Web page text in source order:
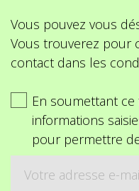
Vous pouvez vous
Vous trouverez pour
contact dans les
En soumettant
informations
pour permettre